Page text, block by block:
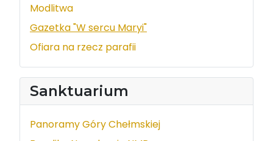
Modlitwa
Gazetka "W sercu Maryi"
Ofiara na rzecz parafii
Sanktuarium
Panoramy Góry Chełmskiej